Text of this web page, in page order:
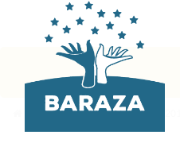
springen
Abgeschlossene Projekte